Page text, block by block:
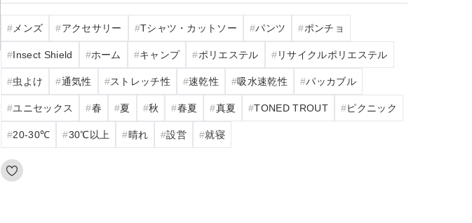
メンズ アクセサリー Tシャツ・カットソー パンツ ポンチョ
Insect Shield ホーム キャンプ ポリエステル リサイクルポリエステル
虫よけ 通気性 ストレッチ性 速乾性 吸水速乾性 パッカブル
ユニセックス 春 夏 秋 春夏 真夏 TONED TROUT ピクニック
20‐30℃ 30℃以上 晴れ 設営 就寝